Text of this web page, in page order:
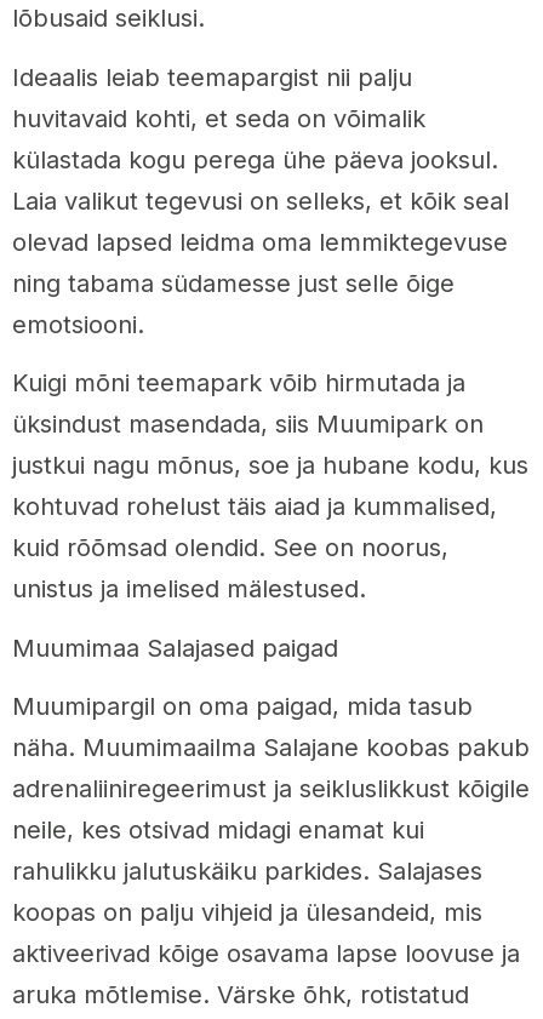
lõbusaid seiklusi.
Ideaalis leiab teemapargist nii palju
huvitavaid kohti, et seda on võimalik
külastada kogu perega ühe päeva jooksul.
Laia valikut tegevusi on selleks, et kõik seal
olevad lapsed leidma oma lemmiktegevuse
ning tabama südamesse just selle õige
emotsiooni.
Kuigi mõni teemapark võib hirmutada ja
üksindust masendada, siis Muumipark on
justkui nagu mõnus, soe ja hubane kodu, kus
kohtuvad rohelust täis aiad ja kummalised,
kuid rõõmsad olendid. See on noorus,
unistus ja imelised mälestused.
Muumimaa Salajased paigad
Muumipargil on oma paigad, mida tasub
näha. Muumimaailma Salajane koobas pakub
adrenaliiniregeerimust ja seikluslikkust kõigile
neile, kes otsivad midagi enamat kui
rahulikku jalutuskäiku parkides. Salajases
koopas on palju vihjeid ja ülesandeid, mis
aktiveerivad kõige osavama lapse loovuse ja
aruka mõtlemise. Värske õhk, rotistatud